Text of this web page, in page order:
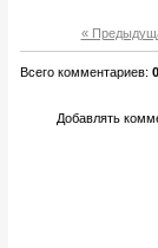
«
Всего комментариев: 0
Добавлять